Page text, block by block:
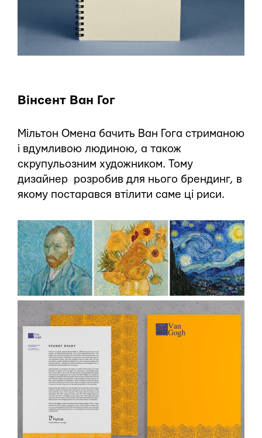
Вінсент Ван Гог
Мільтон Омена бачить Ван Гога стриманою
і вдумливою людиною, а також
скрупульозним художником. Тому
дизайнер розробив для нього брендинг, в
якому постарався втілити саме ці риси.